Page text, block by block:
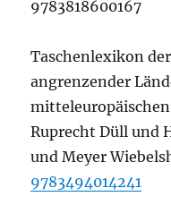
9783818600167
Taschenlexikon
angrenzender
Ruprecht Düll und
und Meyer
9783494014241